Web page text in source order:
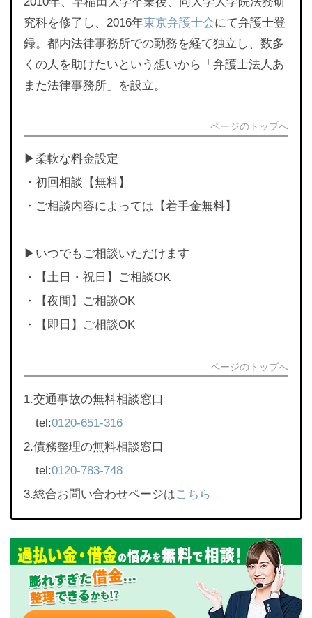
究科を修了し、2016年東京弁護士会にて弁護士登
録。都内法律事務所での勤務を経て独立し、数多
くの人を助けたいという想いから「弁護士法人あ
また法律事務所」を設立。
ページのトップへ
▶︎柔軟な料金設定
・初回相談【無料】
・ご相談内容によっては【着手金無料】
▶︎いつでもご相談いただけます
・【土日・祝日】ご相談OK
・【夜間】ご相談OK
・【即日】ご相談OK
ページのトップへ
1.交通事故の無料相談窓口
tel:0120-651-316
2.債務整理の無料相談窓口
tel:0120-783-748
3.総合お問い合わせページはこちら